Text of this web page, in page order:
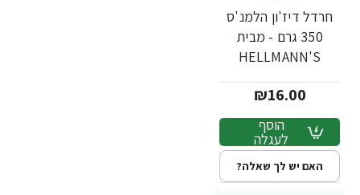
חרדל דיז'ון הלמנ'ס
350 גרם - מבית
HELLMANN'S
₪16.00
הוסף
לעגלה
האם יש לך שאלה?